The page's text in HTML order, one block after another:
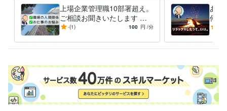
上場企業管理職10部署超え。
ご相談お聞きいたします 仕
事や職場のいろんな場面のお
-(1) 100 円 /分
あな
何で
こと
す